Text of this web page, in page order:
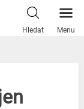
Hledat Menu